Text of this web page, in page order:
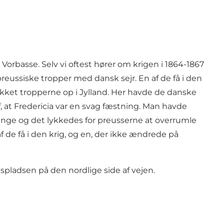
Selv vi oftest hører om krigen i 1864-1867
tropper med dansk sejr. En af de få i den
tropperne op i Jylland. Her havde de danske
Fredericia var en svag fæstning. Man havde
og det lykkedes for preusserne at overrumle
få i den krig, og en, der ikke ændrede på
på den nordlige side af vejen.